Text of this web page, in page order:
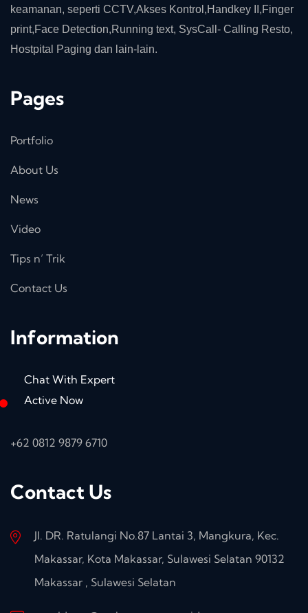
keamanan, seperti CCTV,Akses Kontrol,Handkey II,Finger
print,Face Detection,Running text, SysCall- Calling Resto,
Hostpital Paging dan lain-lain.
Pages
Portfolio
About Us
News
Video
Tips n’ Trik
Contact Us
Information
Chat With Expert
Active Now
+62 0812 9879 6710
Contact Us
Jl. DR. Ratulangi No.87 Lantai 3, Mangkura, Kec.
Makassar, Kota Makassar, Sulawesi Selatan 90132
Makassar , Sulawesi Selatan